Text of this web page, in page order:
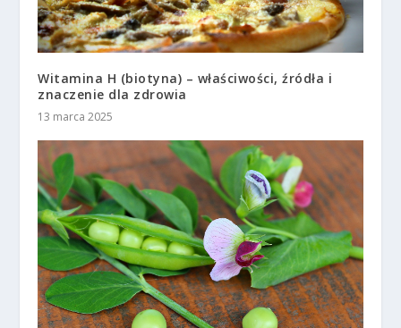
Witamina H (biotyna) – właściwości, źródła i
znaczenie dla zdrowia
13 marca 2025